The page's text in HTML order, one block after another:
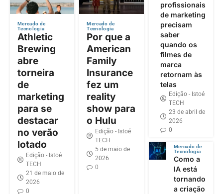
Mercado de
Tecnologia
Athletic
Brewing
abre
torneira
de
marketing
para se
destacar
no verão
lotado
Edição - Istoé
TECH
21 de maio de
2026
0
Mercado de
Tecnologia
Por que a
American
Family
Insurance
fez um
reality
show para
o Hulu
Edição - Istoé
TECH
5 de maio de
2026
0
profissionais
de marketing
precisam
saber
quando os
filmes de
marca
retornam às
telas
Edição - Istoé
TECH
23 de abril de
2026
0
Mercado de
Tecnologia
Como a
IA está
tornando
a criação